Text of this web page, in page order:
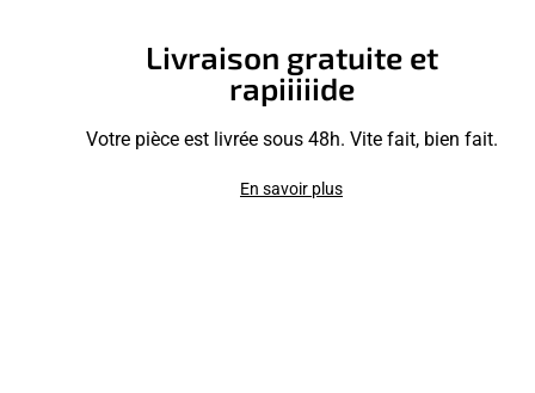
Livraison gratuite et
rapiiiiide
Votre pièce est livrée sous 48h. Vite fait, bien fait.
En savoir plus